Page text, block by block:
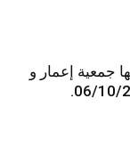
جمعية إعمار و